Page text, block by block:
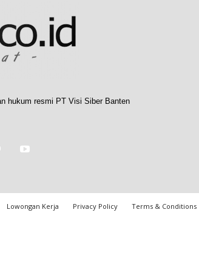
hukum resmi PT Visi Siber Banten
Lowongan Kerja Privacy Policy Terms & Conditions